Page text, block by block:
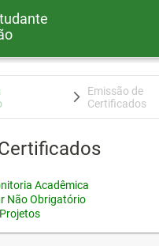
Emissão de
Certificados
Acadêmica
Não Obrigatório